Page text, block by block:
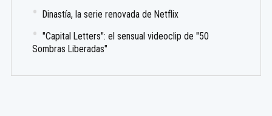
Dinastía, la serie renovada de Netflix
"Capital Letters": el sensual videoclip de "50
Sombras Liberadas"